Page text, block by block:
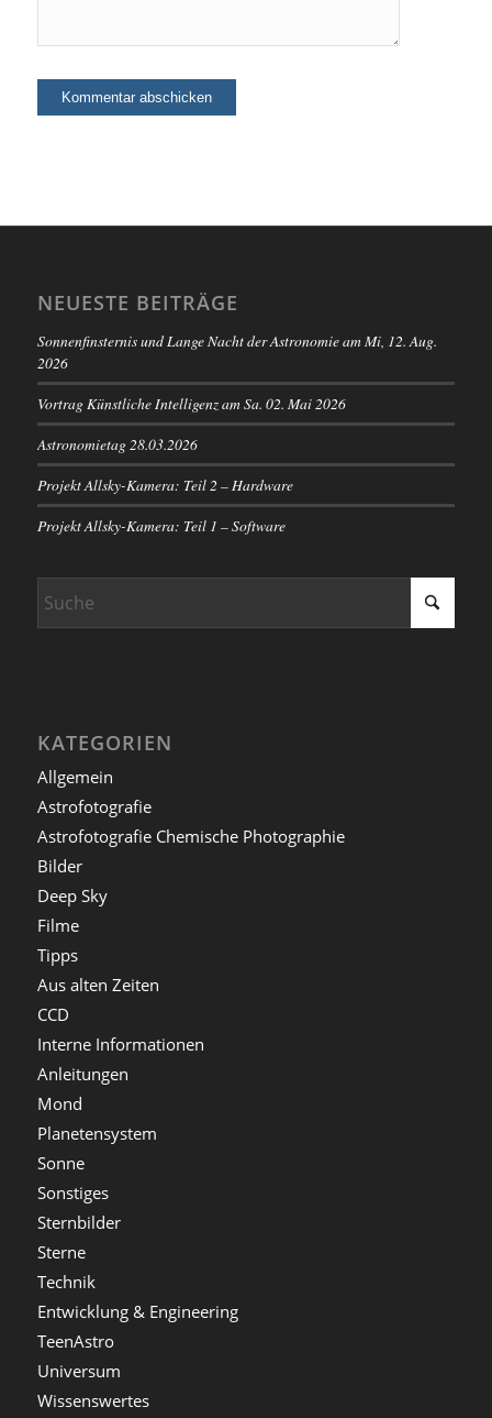
NEUESTE BEITRÄGE
Sonnenfinsternis und Lange Nacht der Astronomie am Mi, 12. Aug.
2026
Vortrag Künstliche Intelligenz am Sa. 02. Mai 2026
Astronomietag 28.03.2026
Projekt Allsky-Kamera: Teil 2 – Hardware
Projekt Allsky-Kamera: Teil 1 – Software
KATEGORIEN
Allgemein
Astrofotografie
Astrofotografie Chemische Photographie
Bilder
Deep Sky
Filme
Tipps
Aus alten Zeiten
CCD
Interne Informationen
Anleitungen
Mond
Planetensystem
Sonne
Sonstiges
Sternbilder
Sterne
Technik
Entwicklung & Engineering
TeenAstro
Universum
Wissenswertes